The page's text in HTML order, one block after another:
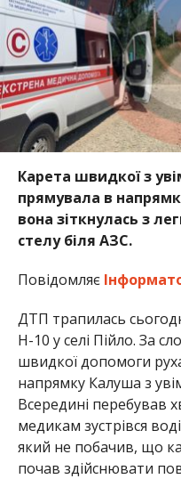
Карета швидкої з
прямувала в
вона зіткнулась з
стелу біля АЗС.
Повідомляє
ДТП трапилась
H-10 у селі Пійло. За
швидкої допомоги
напрямку Калуша з
Всередині перебував
медикам зустрівся
який не побачив, що
почав здійснювати